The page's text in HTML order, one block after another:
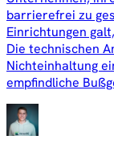
barrierefrei zu
Einrichtungen
Die technischen
Nichteinhaltung
empfindliche